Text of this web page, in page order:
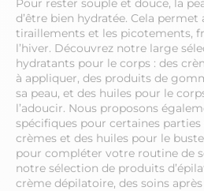
Pour rester souple et douce, la
d’être bien hydratée. Cela permet
tiraillements et les picotements,
l’hiver. Découvrez notre large
hydratants pour le corps : des
à appliquer, des produits de
sa peau, et des huiles pour le
l’adoucir. Nous proposons
spécifiques pour certaines
crèmes et des huiles pour le
pour compléter votre routine de
notre sélection de produits
crème dépilatoire, des soins